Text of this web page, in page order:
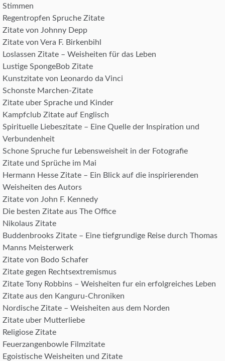
Stimmen
Regentropfen Spruche Zitate
Zitate von Johnny Depp
Zitate von Vera F. Birkenbihl
Loslassen Zitate – Weisheiten für das Leben
Lustige SpongeBob Zitate
Kunstzitate von Leonardo da Vinci
Schonste Marchen-Zitate
Zitate uber Sprache und Kinder
Kampfclub Zitate auf Englisch
Spirituelle Liebeszitate – Eine Quelle der Inspiration und
Verbundenheit
Schone Spruche fur Lebensweisheit in der Fotografie
Zitate und Sprüche im Mai
Hermann Hesse Zitate – Ein Blick auf die inspirierenden
Weisheiten des Autors
Zitate von John F. Kennedy
Die besten Zitate aus The Office
Nikolaus Zitate
Buddenbrooks Zitate – Eine tiefgrundige Reise durch Thomas
Manns Meisterwerk
Zitate von Bodo Schafer
Zitate gegen Rechtsextremismus
Zitate Tony Robbins – Weisheiten fur ein erfolgreiches Leben
Zitate aus den Kanguru-Chroniken
Nordische Zitate – Weisheiten aus dem Norden
Zitate uber Mutterliebe
Religiose Zitate
Feuerzangenbowle Filmzitate
Egoistische Weisheiten und Zitate